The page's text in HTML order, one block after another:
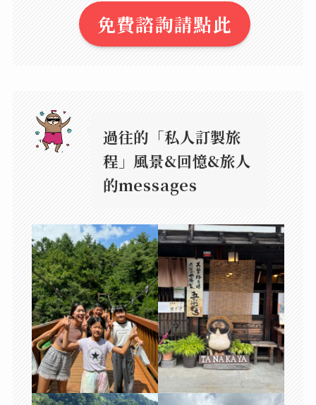
免費諮詢請點此
過往的「私人訂製旅
程」風景&回憶&旅人
的messages